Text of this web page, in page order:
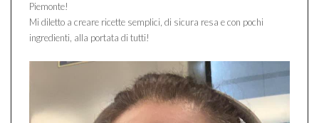
Piemonte!
Mi diletto a creare ricette semplici, di sicura resa e con pochi
ingredienti, alla portata di tutti!